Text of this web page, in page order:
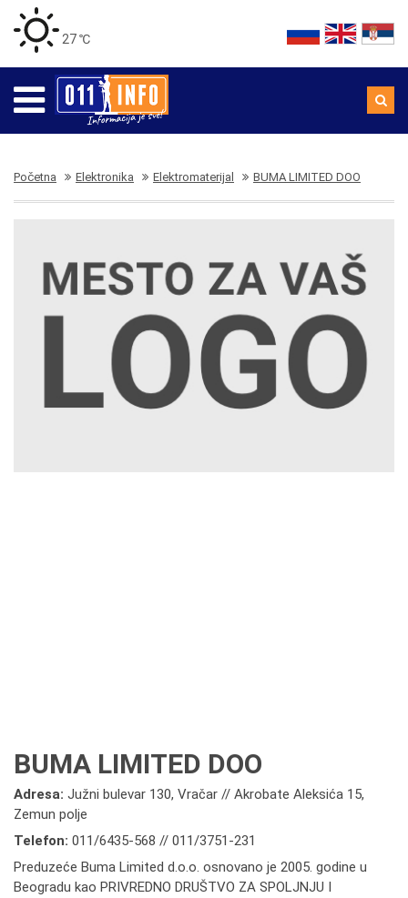
27 ℃
Početna Elektronika Elektromaterijal BUMA LIMITED DOO
BUMA LIMITED DOO
Adresa: Južni bulevar 130, Vračar // Akrobate Aleksića 15,
Zemun polje
Telefon: 011/6435-568 // 011/3751-231
Preduzeće Buma Limited d.o.o. osnovano je 2005. godine u
Beogradu kao PRIVREDNO DRUŠTVO ZA SPOLJNJU I